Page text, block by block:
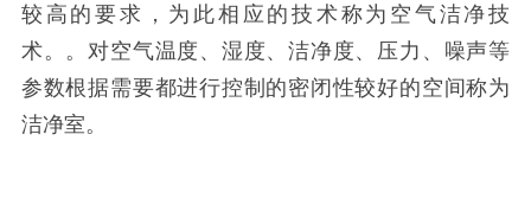
较高的要求，为此相应的技术称为空气洁净技
术。。对空气温度、湿度、洁净度、压力、噪声等
参数根据需要都进行控制的密闭性较好的空间称为
洁净室。